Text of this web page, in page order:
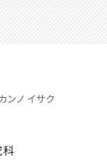
ンノ イサク
科